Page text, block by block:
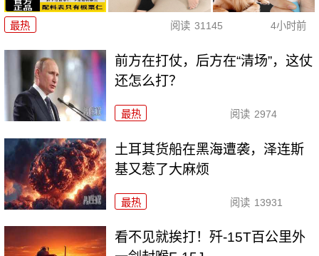
最热 阅读 31145 4小时前
前方在打仗，后方在“清场”，这仗
还怎么打？
最热 阅读 2974
土耳其货船在黑海遭袭，泽连斯
基又惹了大麻烦
最热 阅读 13931
看不见就挨打！歼-15T百公里外